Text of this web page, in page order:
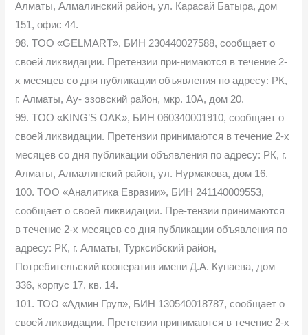
Алматы, Алмалинский район, ул. Карасай Батыра, дом
151, офис 44.
98. TOO «GELMART», БИН 230440027588, сообщает о
своей ликвидации. Претензии при-нимаются в течение 2-
х месяцев со дня публикации объявления по адресу: РК,
г. Алматы, Ау- эзовский район, мкр. 10А, дом 20.
99. TOO «KING’S OAK», БИН 060340001910, сообщает о
своей ликвидации. Претензии принимаются в течение 2-х
месяцев со дня публикации объявления по адресу: РК, г.
Алматы, Алмалинский район, ул. Нурмакова, дом 16.
100. TOO «Аналитика Евразии», БИН 241140009553,
сообщает о своей ликвидации. Пре-тензии принимаются
в течение 2-х месяцев со дня публикации объявления по
адресу: РК, г. Алматы, Турксибский район,
Потребительский кооператив имени Д.А. Кунаева, дом
336, корпус 17, кв. 14.
101. ТОО «Админ Груп», БИН 130540018787, сообщает о
своей ликвидации. Претензии принимаются в течение 2-х